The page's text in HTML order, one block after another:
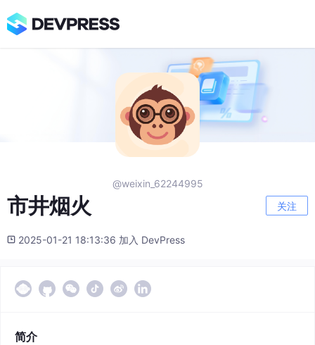
@weixin_62244995
市井烟火 关注
2025-01-21 18:13:36 加入 DevPress
简介